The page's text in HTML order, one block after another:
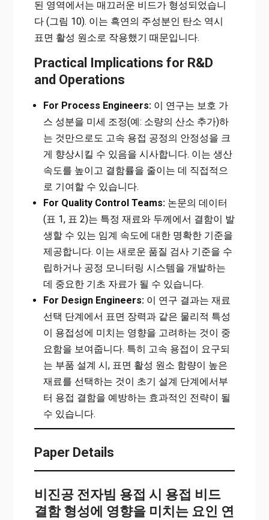
된 영역에서는 매끄러운 비드가 형성되었습니
다 (그림 10). 이는 흑연의 주성분인 탄소 역시
표면 활성 원소로 작용했기 때문입니다.
Practical Implications for R&D
and Operations
For Process Engineers:이 연구는 보호 가
스 성분을 미세 조정(예: 소량의 산소 추가)하
는 것만으로도 고속 용접 공정의 안정성을 크
게 향상시킬 수 있음을 시사합니다. 이는 생산
속도를 높이고 결함률을 줄이는 데 직접적으
로 기여할 수 있습니다.
For Quality Control Teams:논문의 데이터
(표 1, 표 2)는 특정 재료와 두께에서 결함이 발
생할 수 있는 임계 속도에 대한 명확한 기준을
제공합니다. 이는 새로운 품질 검사 기준을 수
립하거나 공정 모니터링 시스템을 개발하는
데 중요한 기초 자료가 될 수 있습니다.
For Design Engineers:이 연구 결과는 재료
선택 단계에서 표면 장력과 같은 물리적 특성
이 용접성에 미치는 영향을 고려하는 것이 중
요함을 보여줍니다. 특히 고속 용접이 요구되
는 부품 설계 시, 표면 활성 원소 함량이 높은
재료를 선택하는 것이 초기 설계 단계에서부
터 용접 결함을 예방하는 효과적인 전략이 될
수 있습니다.
Paper Details
비진공 전자빔 용접 시 용접 비드
결함 형성에 영향을 미치는 요인 연